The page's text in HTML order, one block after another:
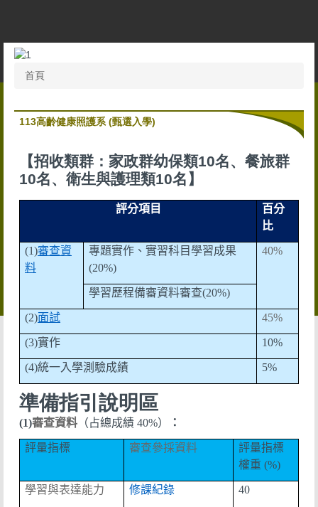
要
首頁
113高齡健康照護系 (甄選入學)
【招收類群：家政群幼保類10名、餐旅群
10名、衛生與護理類10名】
評分項目
百分
比
(1)審查資
料
專題實作、實習科目學習成果
(20%)
40%
學習歷程備審資料審查(20%)
(2)面試 45%
(3)實作 10%
(4)統一入學測驗成績 5%
準備指引說明區
(1)審查資料 （占總成績 40%） ：
評量指標 審查參採資料
評量指標
權重 (%)
學習與表達能力
修課紀錄
40